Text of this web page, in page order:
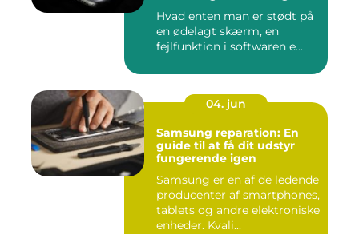
Hvad enten man er stødt på
en ødelagt skærm, en
fejlfunktion i softwaren e...
04. jun
Samsung reparation: En
guide til at få dit udstyr
fungerende igen
Samsung er en af de ledende
producenter af smartphones,
tablets og andre elektroniske
enheder. Kvali...